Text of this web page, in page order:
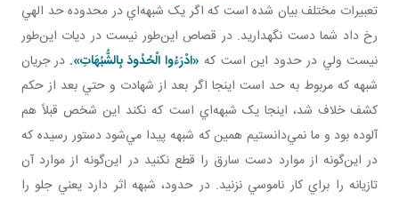
تعبيرات مختلف بيان شده است که اگر يک شبهه‌اي در محدوده حد الهي
رخ داد شما دست نگهداريد. در قصاص اين‌طور نيست در ديات اين‌طور
نيست ولي در حدود اين است که «ادْرَءُوا الْحُدُودَ بِالشُّبُهَاتِ». در جريان
شبهه که مربوط به حد است اينجا اگر بعد از شهادت و حتي بعد از حکم
کشف خلاف شد، اينجا يک شبهه‌اي است که نکند اين شخص قبلاً هم
آلوده بود و ما نمي‌دانستيم همين که شبهه پيدا مي‌شود دستور رسيده که
در اين‌گونه از موارد دست سارق را قطع نکنيد در اين‌گونه از موارد آن
تازيانه را براي کار ناموسي نزنيد. در حدود، شبهه اثر دارد يعني جلو را